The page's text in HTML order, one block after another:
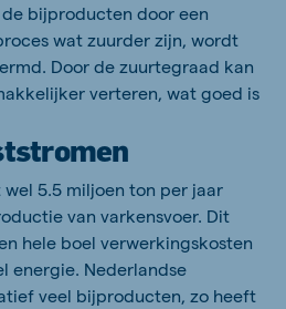
bijproducten door een
wat zuurder zijn, wordt
Door de zuurtegraad kan
verteren, wat goed is
5.5 miljoen ton per jaar
van varkensvoer. Dit
hele boel verwerkingskosten
energie. Nederlandse
veel bijproducten, zo heeft